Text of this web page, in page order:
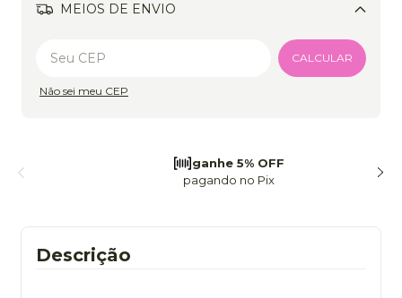
MEIOS DE ENVIO
Alterar CEP
CALCULAR
Não sei meu CEP
frete grátis
a partir de 299
Descrição